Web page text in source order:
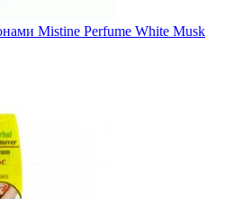
Mistine Perfume White Musk